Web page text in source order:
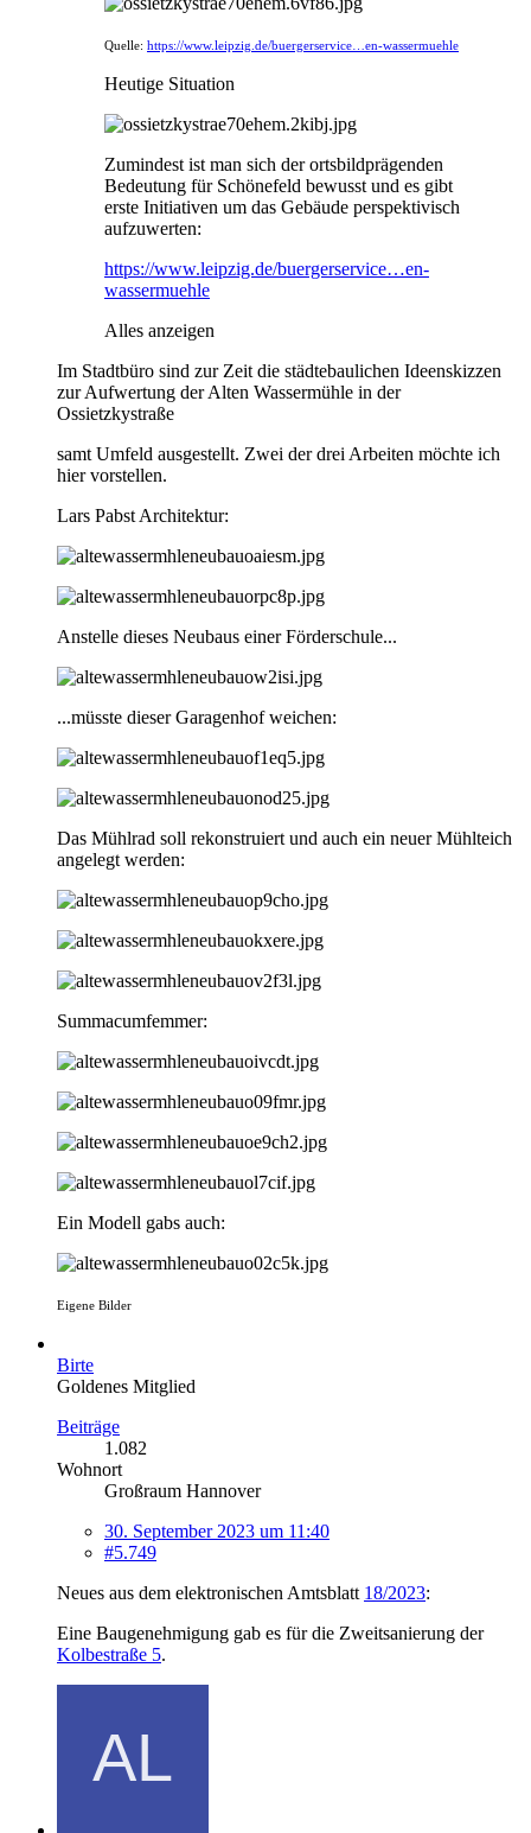
Quelle: https://www.leipzig.de/buergerservice…en-wassermuehle
Heutige Situation
Zumindest ist man sich der ortsbildprägenden
Bedeutung für Schönefeld bewusst und es gibt
erste Initiativen um das Gebäude perspektivisch
aufzuwerten:
https://www.leipzig.de/buergerservice…en-
wassermuehle
Alles anzeigen
Im Stadtbüro sind zur Zeit die städtebaulichen Ideenskizzen
zur Aufwertung der Alten Wassermühle in der
Ossietzkystraße
samt Umfeld ausgestellt. Zwei der drei Arbeiten möchte ich
hier vorstellen.
Lars Pabst Architektur:
Anstelle dieses Neubaus einer Förderschule...
...müsste dieser Garagenhof weichen:
Das Mühlrad soll rekonstruiert und auch ein neuer Mühlteich
angelegt werden:
Summacumfemmer:
Ein Modell gabs auch:
Eigene Bilder
Birte
Goldenes Mitglied
Beiträge
1.082
Wohnort
Großraum Hannover
30. September 2023 um 11:40
#5.749
Neues aus dem elektronischen Amtsblatt 18/2023:
Eine Baugenehmigung gab es für die Zweitsanierung der
Kolbestraße 5.